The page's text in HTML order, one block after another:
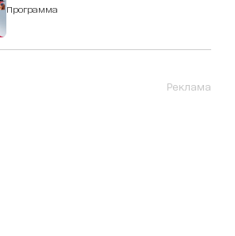
Программа
Реклама